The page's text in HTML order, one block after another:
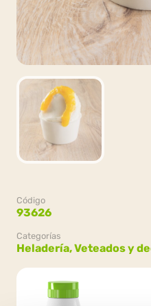
Código
93626
Categorías
Heladería,Veteados y